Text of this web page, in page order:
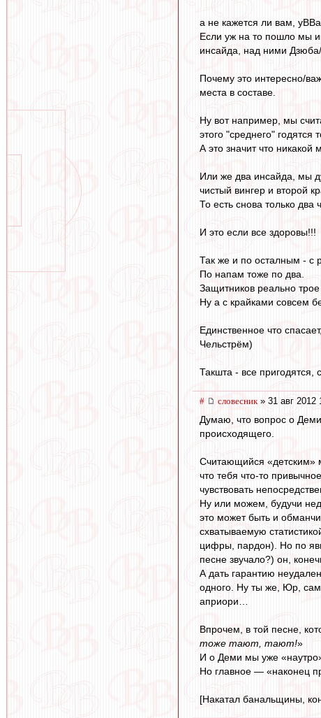
а не кажется ли вам,
Если уж на то пошло мы
инсайда, над ними
Почему это интересно/
места в составе.
Ну вот например, мы
этого "среднего"
А это значит что
Или же два инсайда, мы
чистый вингер и второй
То есть снова только
И это если все здоровы!!!
Так же и по осталным - с
По напам тоже по два.
Защитников реально
Ну а с крайками совсем
Единственное что
Чельстрём)
Такшта - все
# словесник» 31 авг 2012
Думаю, что вопрос о
происходящего.
Считающийся «детским»
что тебя что-то
чувствовать
Ну или можем, будучи
это может быть и
схватываемую
цифры, пардон). Но по
песне звучало?) он,
А дать гарантию
одного. Ну ты же, Юр, сам
априори…
Впрочем, в той песне,
тоже тают, тают!»
И о Деми мы уже
Но главное — «наконец
[Накатал банальщины,